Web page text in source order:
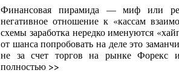
Финансовая пирамида — миф или
негативное отношение к «кассам
схемы заработка нередко именуются
от шанса попробовать на деле это
не за счет торгов на рынке Форекс
полностью >>